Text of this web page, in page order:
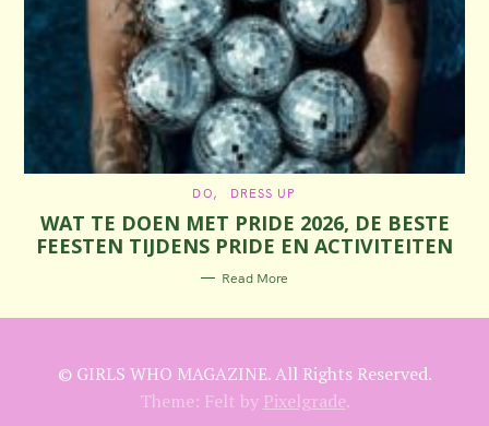
C
T
E
G
O
R
I
DO DRESS UP
WAT TE DOEN MET PRIDE 2026, DE BESTE
FEESTEN TIJDENS PRIDE EN ACTIVITEITEN
Read More
© GIRLS WHO MAGAZINE. All Rights Reserved.
Theme: Felt by Pixelgrade.